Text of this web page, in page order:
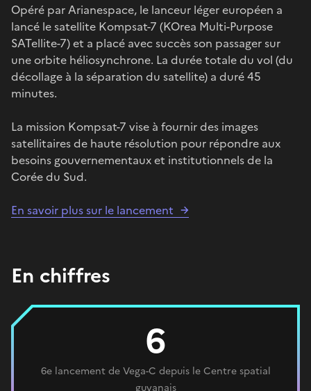
Opéré par Arianespace, le lanceur léger européen a
lancé le satellite Kompsat-7 (KOrea Multi-Purpose
SATellite-7)et a placé avec succès son passager sur
une orbite héliosynchrone. La durée totale du vol (du
décollage à la séparation du satellite) a duré 45
minutes.
La mission Kompsat-7 vise à fournir des images
satellitaires de haute résolution pour répondre aux
besoins gouvernementaux et institutionnels de la
Corée du Sud.
En savoir plus sur le lancement
En chiffres
6
6e lancement de Vega-C depuis le Centre spatial
guyanais